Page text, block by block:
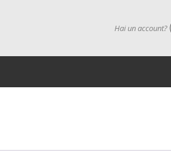
Hai un account?